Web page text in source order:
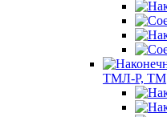
ТМЛ-Р, ТМ